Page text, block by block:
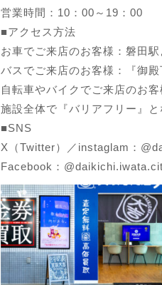
営業時間：10：00～19：00
■アクセス方法
お車でご来店のお客様：磐田
バスでご来店のお客様：『御
自転車やバイクでご来店のお
施設全体で『バリアフリー』
■SNS
X（Twitter）／instaglam：
Facebook：